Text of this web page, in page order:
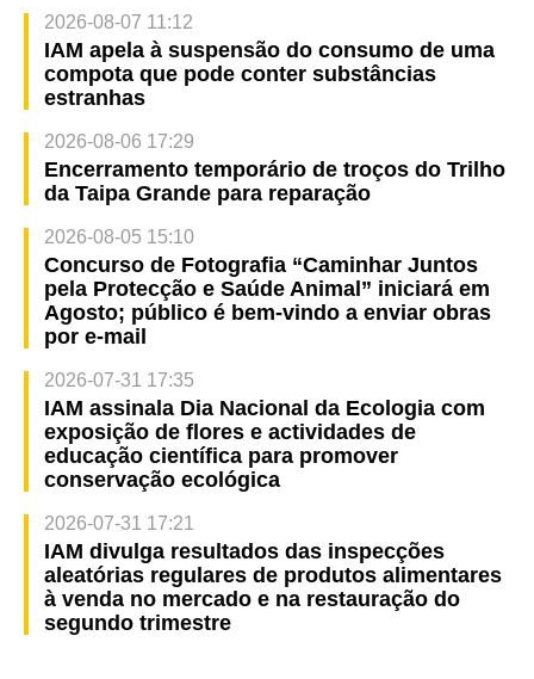
2026-08-07 11:12
IAM apela à suspensão do consumo de uma
compota que pode conter substâncias
estranhas
2026-08-06 17:29
Encerramento temporário de troços do Trilho
da Taipa Grande para reparação
2026-08-05 15:10
Concurso de Fotografia “Caminhar Juntos
pela Protecção e Saúde Animal” iniciará em
Agosto; público é bem-vindo a enviar obras
por e-mail
2026-07-31 17:35
IAM assinala Dia Nacional da Ecologia com
exposição de flores e actividades de
educação científica para promover
conservação ecológica
2026-07-31 17:21
IAM divulga resultados das inspecções
aleatórias regulares de produtos alimentares
à venda no mercado e na restauração do
segundo trimestre